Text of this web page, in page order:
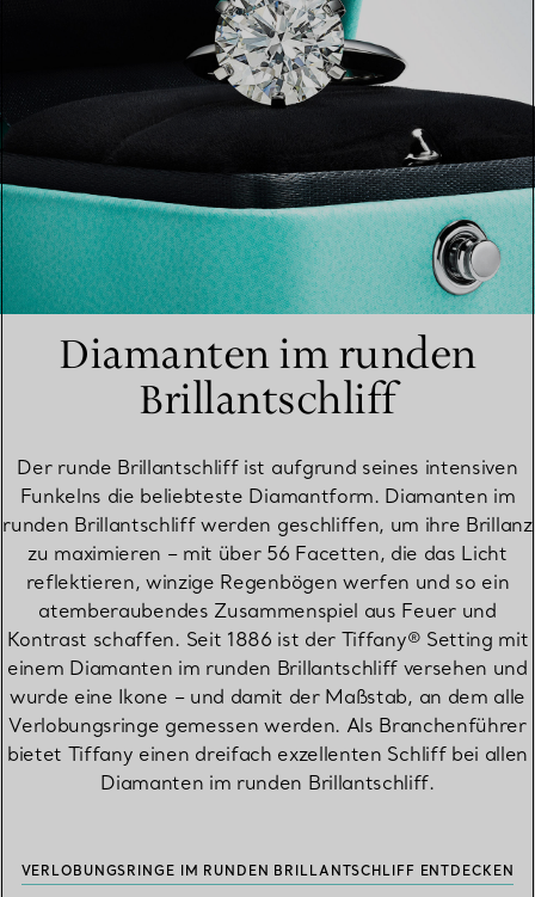
Diamanten im runden
Brillantschliff
Der runde Brillantschliff ist aufgrund seines intensiven
Funkelns die beliebteste Diamantform. Diamanten im
runden Brillantschliff werden geschliffen, um ihre Brillanz
zu maximieren – mit über 56 Facetten, die das Licht
reflektieren, winzige Regenbögen werfen und so ein
atemberaubendes Zusammenspiel aus Feuer und
Kontrast schaffen. Seit 1886 ist der Tiffany® Setting mit
einem Diamanten im runden Brillantschliff versehen und
wurde eine Ikone – und damit der Maßstab, an dem alle
Verlobungsringe gemessen werden. Als Branchenführer
bietet Tiffany einen dreifach exzellenten Schliff bei allen
Diamanten im runden Brillantschliff.
VERLOBUNGSRINGE IM RUNDEN BRILLANTSCHLIFF ENTDECKEN